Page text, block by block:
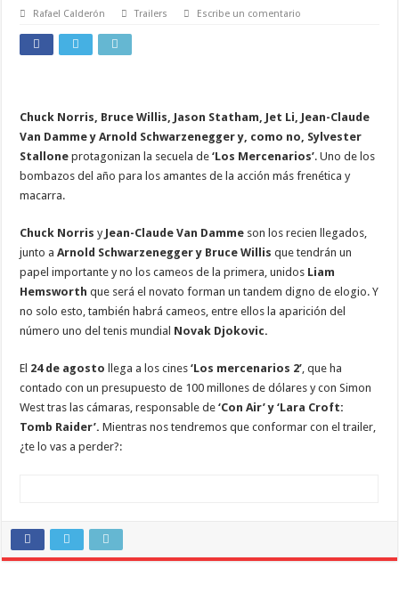
Rafael Calderón Trailers Escribe un comentario
Chuck Norris, Bruce Willis, Jason Statham, Jet Li, Jean-Claude
Van Damme y Arnold Schwarzenegger y, como no, Sylvester
Stallone protagonizan la secuela de‘Los Mercenarios’. Uno de los
bombazos del año para los amantes de la acción más frenética y
macarra.
Chuck Norris y Jean-Claude Van Damme son los recien llegados,
junto aArnold Schwarzenegger y Bruce Willis que tendrán un
papel importante y no los cameos de la primera, unidos Liam
Hemsworth que será el novato forman un tandem digno de elogio. Y
no solo esto, también habrá cameos, entre ellos la aparición del
número uno del tenis mundial Novak Djokovic.
El 24 de agosto llega a los cines‘Los mercenarios 2’, que ha
contado con un presupuesto de 100 millones de dólares y con Simon
West tras las cámaras, responsable de‘Con Air’ y ‘Lara Croft:
Tomb Raider’. Mientras nos tendremos que conformar con el trailer,
¿te lo vas a perder?: